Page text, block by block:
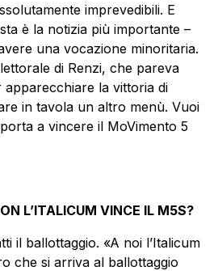
imprevedibili. E
è la notizia più importante –
una vocazione minoritaria.
di Renzi, che pareva
la vittoria di
in tavola un altro menù. Vuoi
a vincere il MoVimento 5
L’ITALICUM VINCE IL M5S?
il ballottaggio. «A noi l’Italicum
che si arriva al ballottaggio